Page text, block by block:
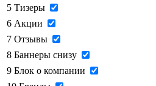
5 Тизеры
6 Акции
7 Отзывы
8 Баннеры снизу
9 Блок о компании